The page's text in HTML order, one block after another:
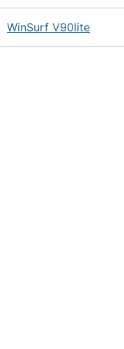
WinSurf V90lite